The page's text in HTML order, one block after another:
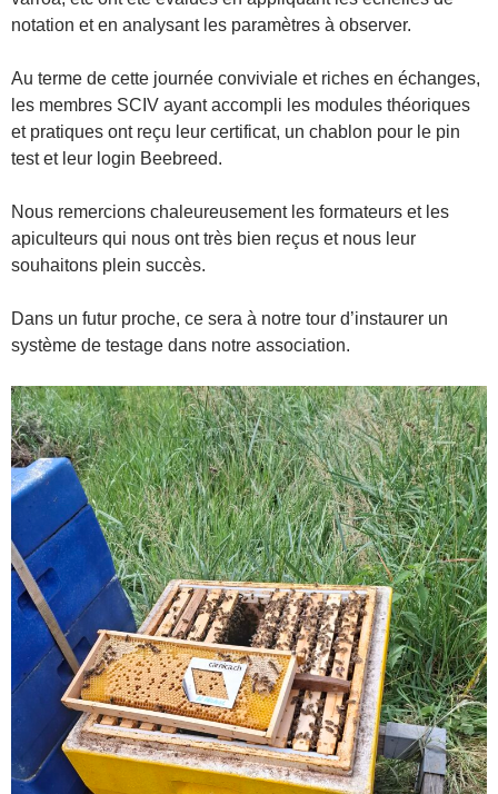
notation et en analysant les paramètres à observer.
Au terme de cette journée conviviale et riches en échanges,
les membres SCIV ayant accompli les modules théoriques
et pratiques ont reçu leur certificat, un chablon pour le pin
test et leur login Beebreed.
Nous remercions chaleureusement les formateurs et les
apiculteurs qui nous ont très bien reçus et nous leur
souhaitons plein succès.
Dans un futur proche, ce sera à notre tour d’instaurer un
système de testage dans notre association.